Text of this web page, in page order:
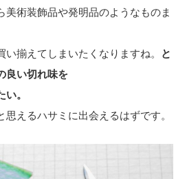
美術装飾品や発明品のようなものま
い揃えてしまいたくなりますね。
と
良い切れ味を
。
思えるハサミに出会えるはずです。